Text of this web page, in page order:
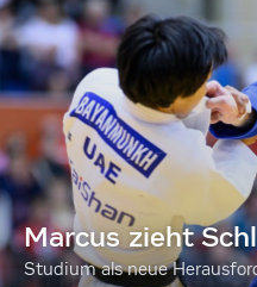
Marcus zieht
Studium als neue